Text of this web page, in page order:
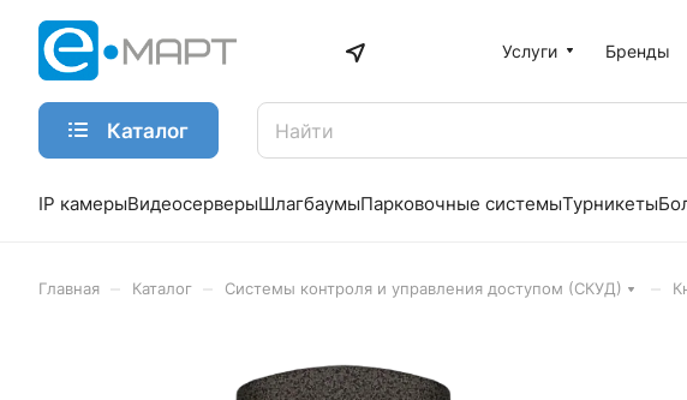
Услуги Бренды
Каталог
IP камерыВидеосерверыШлагбаумыПарковочные системыТурникеты
Главная Каталог Системы контроля и управления доступом (СКУД)